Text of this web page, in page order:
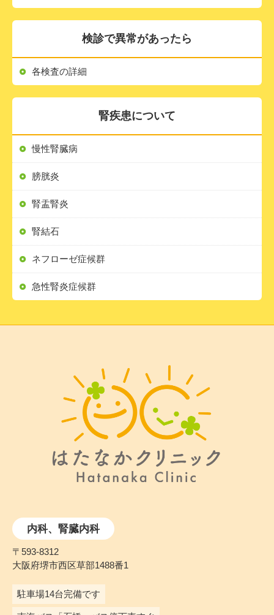
腎疾患について
慢性腎臓病
膀胱炎
腎盂腎炎
腎結石
ネフローゼ症候群
急性腎炎症候群
検診で異常があったら
各検査の詳細
内科、腎臓内科
〒593-8312
大阪府堺市西区草部1488番1
駐車場14台完備です